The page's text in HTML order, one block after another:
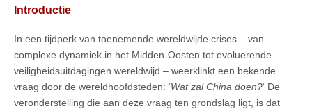
Introductie
In een tijdperk van toenemende wereldwijde crises – van
complexe dynamiek in het Midden-Oosten tot evoluerende
veiligheidsuitdagingen wereldwijd – weerklinkt een bekende
vraag door de wereldhoofdsteden: ‘Wat zal China doen?‘ De
veronderstelling die aan deze vraag ten grondslag ligt, is dat